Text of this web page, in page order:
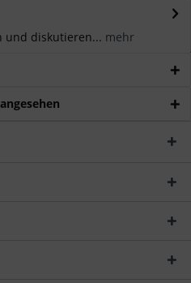
und diskutieren... mehr